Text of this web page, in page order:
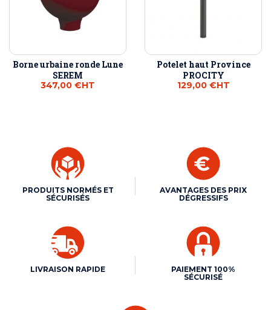
Borne urbaine ronde Lune
SEREM
347,00 €HT
Potelet haut Province
PROCITY
129,00 €HT
PRODUITS NORMÉS ET
SÉCURISÉS
AVANTAGES DES PRIX
DÉGRESSIFS
LIVRAISON RAPIDE
PAIEMENT 100%
SÉCURISÉ